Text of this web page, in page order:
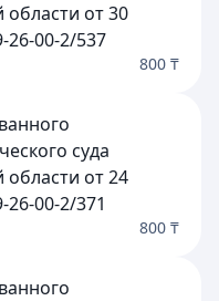
области от 30
26-00-2/537
800 ₸
суда
области от 24
00-2/371
800 ₸